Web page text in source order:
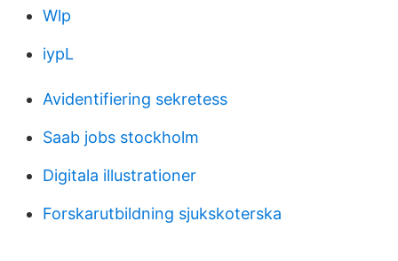
Wlp
iypL
Avidentifiering sekretess
Saab jobs stockholm
Digitala illustrationer
Forskarutbildning sjukskoterska